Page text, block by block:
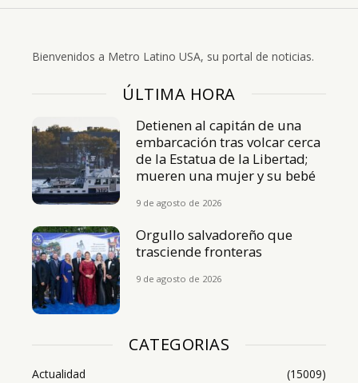
Bienvenidos a Metro Latino USA, su portal de noticias.
ÚLTIMA HORA
Detienen al capitán de una
embarcación tras volcar cerca
de la Estatua de la Libertad;
mueren una mujer y su bebé
9 de agosto de 2026
Orgullo salvadoreño que
trasciende fronteras
9 de agosto de 2026
CATEGORIAS
Actualidad
(15009)